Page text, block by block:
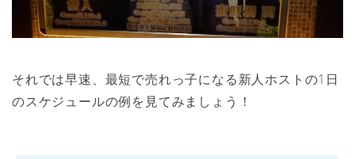
それでは早速、最短で売れっ子になる新人ホストの1日
のスケジュールの例を見てみましょう！